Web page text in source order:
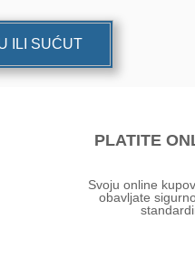
ILI SUĆUT
PLATITE
Svoju online
obavljate